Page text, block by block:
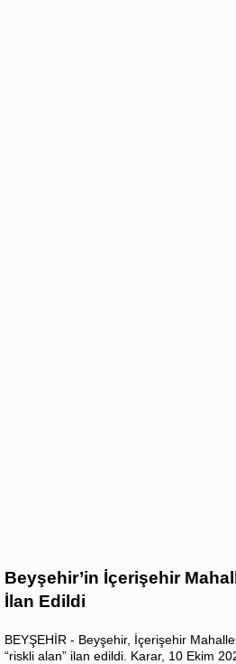
Beyşehir’in İçerişehir
İlan Edildi
BEYŞEHİR - Beyşehir, İçerişehir
“riskli alan” ilan edildi. Karar, 10 Ekim